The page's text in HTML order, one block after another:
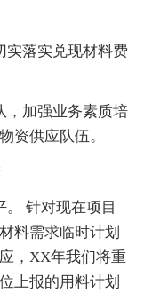
落实兑现材料费
加强业务素质培
资供应队伍。
针对现在项目
料需求临时计划
，XX年我们将重
上报的用料计划